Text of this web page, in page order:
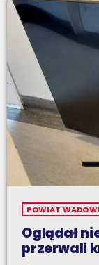
POWIAT
Oglądał
przerwali